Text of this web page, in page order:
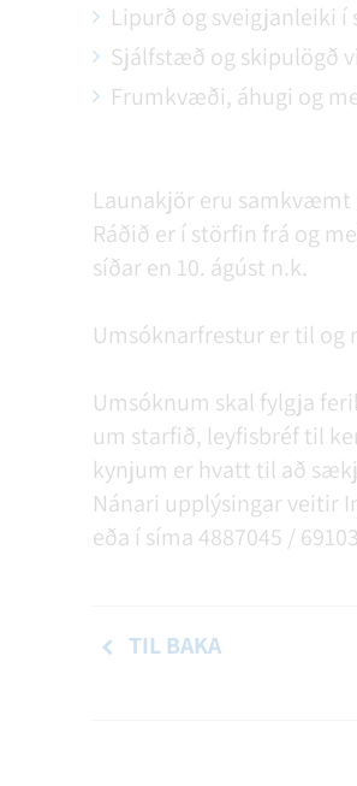
Lipurð og sveigjanleiki í
Sjálfstæð og skipulögð
Frumkvæði, áhugi og
Launakjör eru samkvæmt
Ráðið er í störfin frá og
síðar en 10. ágúst n.k.
Umsóknarfrestur er til og
Umsóknum skal fylgja
um starfið, leyfisbréf til
kynjum er hvatt til að
Nánari upplýsingar veitir
eða í síma 4887045 /
TIL BAKA